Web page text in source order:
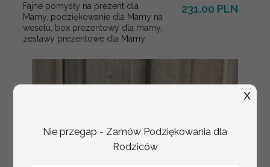
Fajne pomysły na prezent dla
Mamy, podziękowanie dla Mamy na
weselu, box prezentowy dla mamy,
zestawy prezentowe dla Mamy
231.00 PLN
Nie przegap - Zamów Podziękowania dla
Rodziców
X